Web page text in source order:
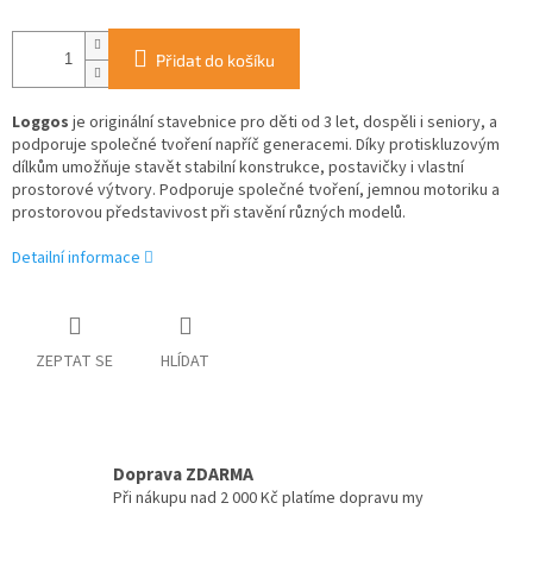
Přidat do košíku
Loggos je originální stavebnice pro děti od 3 let, dospěli i seniory, a
podporuje společné tvoření napříč generacemi. Díky protiskluzovým
dílkům umožňuje stavět stabilní konstrukce, postavičky i vlastní
prostorové výtvory. Podporuje společné tvoření, jemnou motoriku a
prostorovou představivost při stavění různých modelů.
Detailní informace
ZEPTAT SE HLÍDAT
Doprava ZDARMA
Při nákupu nad 2 000 Kč platíme dopravu my